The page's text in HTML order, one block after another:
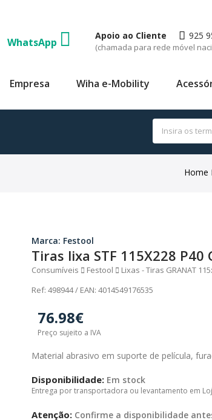
WhatsApp
Apoio ao Cliente 925
(chamada para rede móvel
Empresa Wiha e-Mobility
Home
Marca: Festool
Tiras lixa STF 115X228 P40
Consumíveis Festool
Lixas - Tiras GRANAT
Ref: 498944 / EAN: 4014549176535
76.98€
Preço sujeito a IVA
Material abrasivo em suporte de película,
Disponibilidade: Em stock
Entrega por transportadora ou levantamento em
Atenção: Confirme a disponibilidade